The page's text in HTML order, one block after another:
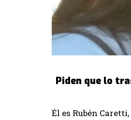
Piden que lo
Él es Rubén